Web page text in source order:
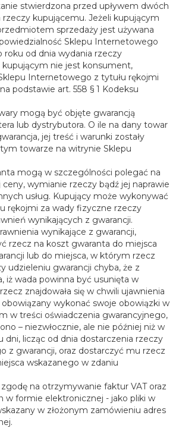
stwierdzona przed upływem dwóch
rzeczy kupującemu. Jeżeli kupującym
sprzedaży jest używana
Sklepu Internetowego
roku od dnia wydania rzeczy
kupującym nie jest konsument,
Internetowego z tytułu rękojmi
podstawie art. 558 § 1 Kodeksu
mogą być objęte gwarancją
lub dystrybutora. O ile na dany towar
jej treść i warunki zostały
towarze na witrynie Sklepu
mogą w szczególności polegać na
ceny, wymianie rzeczy bądź jej naprawie
usług. Kupujący może wykonywać
rękojmi za wady fizyczne rzeczy
wynikających z gwarancji.
wynikające z gwarancji,
rzecz na koszt gwaranta do miejsca
lub do miejsca, w którym rzecz
udzieleniu gwarancji chyba, że z
iż wada powinna być usunięta w
znajdowała się w chwili ujawnienia
wykonać swoje obowiązki w
w treści oświadczenia gwarancyjnego,
– niezwłocznie, ale nie później niż w
licząc od dnia dostarczenia rzeczy
z gwarancji, oraz dostarczyć mu rzecz
wskazanego w zdaniu
zgodę na otrzymywanie faktur VAT oraz
w formie elektronicznej - jako pliki w
w złożonym zamówieniu adres